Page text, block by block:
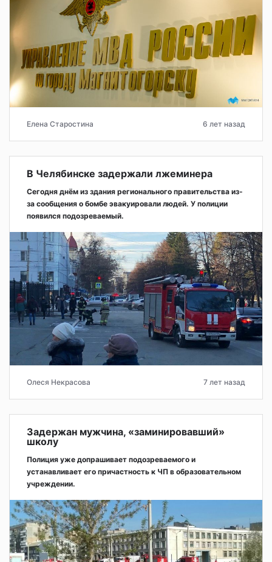
Елена Старостина 6 лет назад
В Челябинске задержали лжеминера
Сегодня днём из здания регионального правительства из-
за сообщения о бомбе эвакуировали людей. У полиции
появился подозреваемый.
Олеся Некрасова 7 лет назад
Задержан мужчина, «заминировавший»
школу
Полиция уже допрашивает подозреваемого и
устанавливает его причастность к ЧП в образовательном
учреждении.